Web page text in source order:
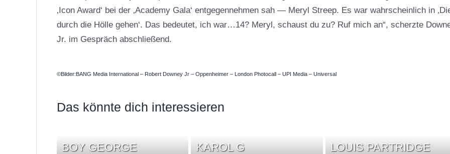
‚Icon Award‘ bei der ‚Academy Gala‘ entgegennehmen sah — Meryl Streep. Es war wahrscheinlich in
durch die Hölle gehen‘. Das bedeutet, ich war…14? Meryl, schaust du zu? Ruf mich an“, scherzte
Jr. im Gespräch abschließend.
©Bilder:BANG Media International – Robert Downey Jr – Oppenheimer – London Photocall – UPI Media – Universal
Das könnte dich interessieren
BOY GEORGE
KAROL G
LOUIS PARTRIDGE